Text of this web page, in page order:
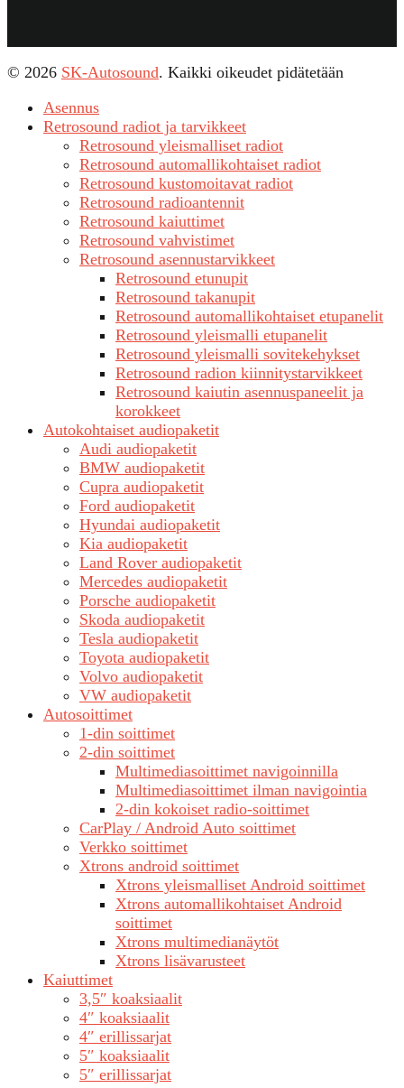
© 2026 SK-Autosound. Kaikki oikeudet pidätetään
Asennus
Retrosound radiot ja tarvikkeet
Retrosound yleismalliset radiot
Retrosound automallikohtaiset radiot
Retrosound kustomoitavat radiot
Retrosound radioantennit
Retrosound kaiuttimet
Retrosound vahvistimet
Retrosound asennustarvikkeet
Retrosound etunupit
Retrosound takanupit
Retrosound automallikohtaiset etupanelit
Retrosound yleismalli etupanelit
Retrosound yleismalli sovitekehykset
Retrosound radion kiinnitystarvikkeet
Retrosound kaiutin asennuspaneelit ja
korokkeet
Autokohtaiset audiopaketit
Audi audiopaketit
BMW audiopaketit
Cupra audiopaketit
Ford audiopaketit
Hyundai audiopaketit
Kia audiopaketit
Land Rover audiopaketit
Mercedes audiopaketit
Porsche audiopaketit
Skoda audiopaketit
Tesla audiopaketit
Toyota audiopaketit
Volvo audiopaketit
VW audiopaketit
Autosoittimet
1-din soittimet
2-din soittimet
Multimediasoittimet navigoinnilla
Multimediasoittimet ilman navigointia
2-din kokoiset radio-soittimet
CarPlay / Android Auto soittimet
Verkko soittimet
Xtrons android soittimet
Xtrons yleismalliset Android soittimet
Xtrons automallikohtaiset Android
soittimet
Xtrons multimedianäytöt
Xtrons lisävarusteet
Kaiuttimet
3,5″ koaksiaalit
4″ koaksiaalit
4″ erillissarjat
5″ koaksiaalit
5″ erillissarjat